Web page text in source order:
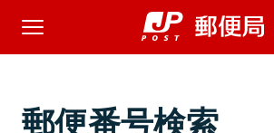
郵便番号検索